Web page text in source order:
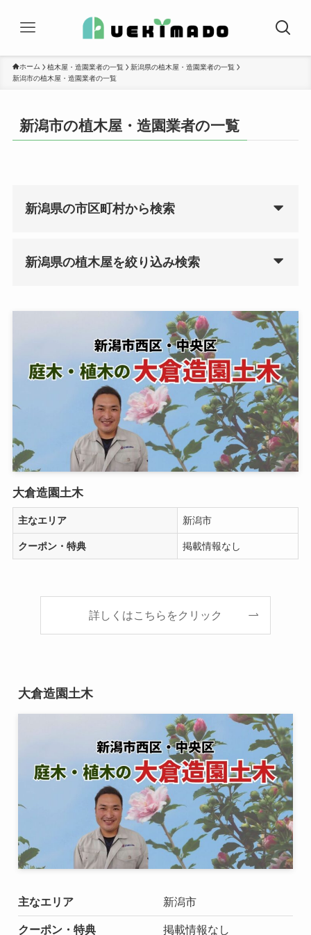
ホーム 植木屋・造園業者の一覧
新潟県の植木屋・造園業者の一覧
新潟市の植木屋・造園業者の一覧
新潟市の植木屋・造園業者の一覧
新潟県の市区町村から検索
新潟県の植木屋を絞り込み検索
大倉造園土木
主なエリア 新潟市
クーポン・特典 掲載情報なし
詳しくはこちらをクリック
大倉造園土木
主なエリア 新潟市
クーポン・特典 掲載情報なし